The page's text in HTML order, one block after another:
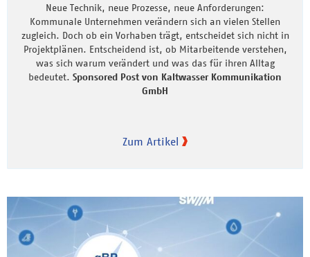
Neue Technik, neue Prozesse, neue Anforderungen:
Kommunale Unternehmen verändern sich an vielen Stellen
zugleich. Doch ob ein Vorhaben trägt, entscheidet sich nicht in
Projektplänen. Entscheidend ist, ob Mitarbeitende verstehen,
was sich warum verändert und was das für ihren Alltag
bedeutet. Sponsored Post von Kaltwasser Kommunikation
GmbH
Zum Artikel